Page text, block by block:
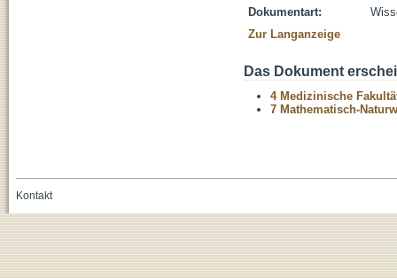
Dokumentart:
Zur Langanzeige
Das Dokument
4 Medizinische
7 Mathematisch-
Kontakt